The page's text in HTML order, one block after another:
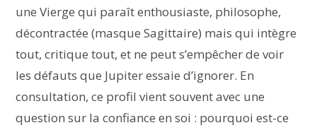
une Vierge qui paraît enthousiaste, philosophe,
décontractée (masque Sagittaire) mais qui intègre
tout, critique tout, et ne peut s’empêcher de voir
les défauts que Jupiter essaie d’ignorer. En
consultation, ce profil vient souvent avec une
question sur la confiance en soi : pourquoi est-ce